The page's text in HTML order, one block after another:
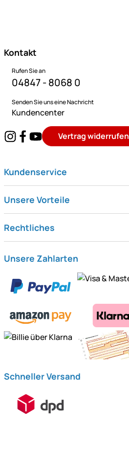
Kontakt
Rufen Sie an
04847 - 8068 0
Senden Sie uns eine Nachricht
Kundencenter
Vertrag widerrufen
Kundenservice
Unsere Vorteile
Rechtliches
Unsere Zahlarten
Schneller Versand